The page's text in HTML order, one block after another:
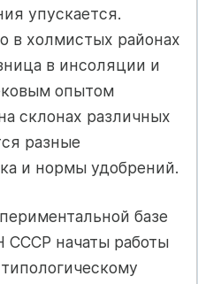
упускается.
в холмистых районах
в инсоляции и
опытом
склонах различных
разные
и нормы удобрений.
базе
СССР начаты работы